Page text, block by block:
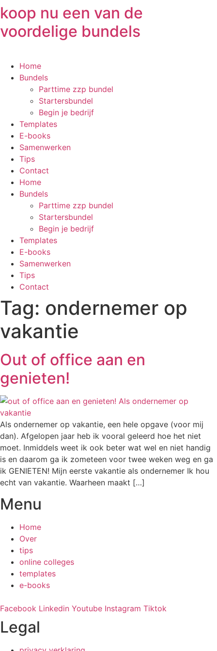
Ga
naar
de
inhoud
koop nu een van de
voordelige bundels
Home
Bundels
Parttime zzp bundel
Startersbundel
Begin je bedrijf
Templates
E-books
Samenwerken
Tips
Contact
Home
Bundels
Parttime zzp bundel
Startersbundel
Begin je bedrijf
Templates
E-books
Samenwerken
Tips
Contact
Tag: ondernemer op
vakantie
Out of office aan en
genieten!
Als ondernemer op vakantie, een hele opgave (voor mij
dan). Afgelopen jaar heb ik vooral geleerd hoe het niet
moet. Inmiddels weet ik ook beter wat wel en niet handig
is en daarom ga ik zometeen voor twee weken weg en ga
ik GENIETEN! Mijn eerste vakantie als ondernemer Ik hou
echt van vakantie. Waarheen maakt […]
Menu
Home
Over
tips
online colleges
templates
e-books
Facebook Linkedin Youtube Instagram Tiktok
Legal